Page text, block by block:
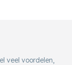
veel voordelen,